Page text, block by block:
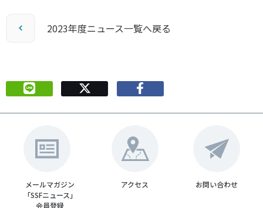
2023年度ニュース一覧へ戻る
メールマガジン
「SSFニュース」
会員登録
アクセス お問い合わせ